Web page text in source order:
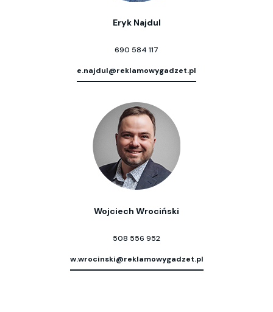
Eryk Najdul
690 584 117
e.najdul@reklamowygadzet.pl
Wojciech Wrociński
508 556 952
w.wrocinski@reklamowygadzet.pl